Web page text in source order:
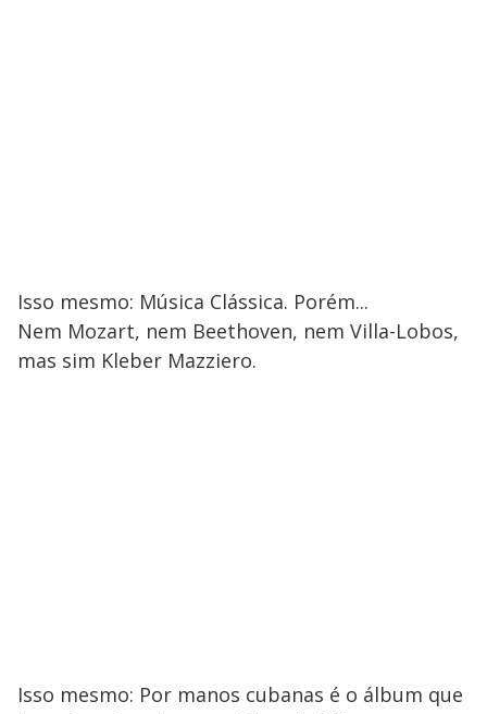
Isso mesmo: Música Clássica. Porém...
Nem Mozart, nem Beethoven, nem Villa-Lobos,
mas sim Kleber Mazziero.
Isso mesmo: Por manos cubanas é o álbum que